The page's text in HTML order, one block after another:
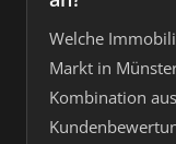
Welche
Markt in
Kombination